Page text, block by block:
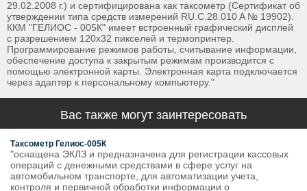
29.02.2008 г.) и сертифицирована как таксометр (Сертификат об
утверждении типа средств измерений RU.C.28.010 A № 19902).
ККМ "ГЕЛИОС - 005К" имеет встроенный графический дисплей
с разрешением 120х32 пикселей и термопринтер.
Программирование режимов работы, считывание информации,
обеспечение доступа к закрытым режимам производится с
помощью электронной карты. Электронная карта подключается
через адаптер к персональному компьютеру."
Вас также могут заинтересовать
Таксометр Гелиос-005К
"оснащена ЭКЛЗ и предназначена для регистрации кассовых
операций с денежными средствами в сфере услуг на
автомобильном транспорте, для автоматизации учета,
контроля и первичной обработки информации о